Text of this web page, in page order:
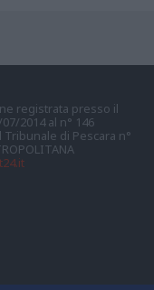
registrata presso il
2014 al n° 146
di Pescara n°